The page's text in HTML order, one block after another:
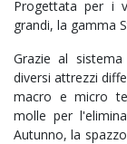
Progettata per i
grandi, la gamma
Grazie al
diversi attrezzi
macro e micro
molle per
Autunno, la